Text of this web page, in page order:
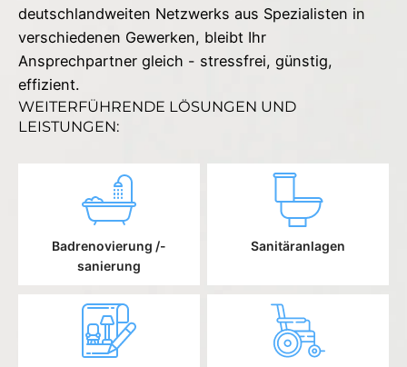
deutschlandweiten Netzwerks aus Spezialisten in
verschiedenen Gewerken, bleibt Ihr
Ansprechpartner gleich - stressfrei, günstig,
effizient.
WEITERFÜHRENDE LÖSUNGEN UND
LEISTUNGEN:
Badrenovierung /-
sanierung
Sanitäranlagen